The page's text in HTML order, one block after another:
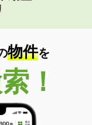
物件を
！